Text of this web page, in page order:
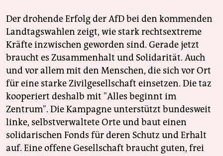
Der drohende Erfolg der AfD bei den kommenden
Landtagswahlen zeigt, wie stark rechtsextreme
Kräfte inzwischen geworden sind. Gerade jetzt
braucht es Zusammenhalt und Solidarität. Auch
und vor allem mit den Menschen, die sich vor Ort
für eine starke Zivilgesellschaft einsetzen. Die taz
kooperiert deshalb mit "Alles beginnt im
Zentrum". Die Kampagne unterstützt bundesweit
linke, selbstverwaltete Orte und baut einen
solidarischen Fonds für deren Schutz und Erhalt
auf. Eine offene Gesellschaft braucht guten, frei